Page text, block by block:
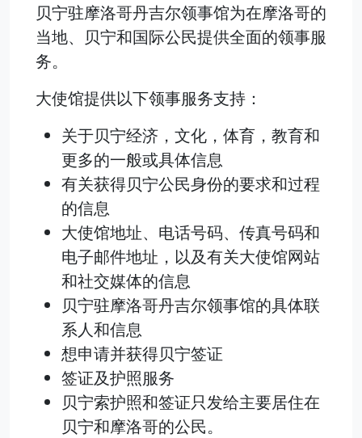
贝宁驻摩洛哥丹吉尔领事馆为在摩洛哥的
当地、贝宁和国际公民提供全面的领事服
务。
大使馆提供以下领事服务支持：
关于贝宁经济，文化，体育，教育和
更多的一般或具体信息
有关获得贝宁公民身份的要求和过程
的信息
大使馆地址、电话号码、传真号码和
电子邮件地址，以及有关大使馆网站
和社交媒体的信息
贝宁驻摩洛哥丹吉尔领事馆的具体联
系人和信息
想申请并获得贝宁签证
签证及护照服务
贝宁索护照和签证只发给主要居住在
贝宁和摩洛哥的公民。